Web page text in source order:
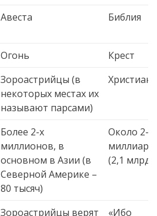
Авеста Библия
Огонь
Крест
Зороастрийцы (в
некоторых местах их
называют парсами)
Христиане
Более 2-х
миллионов, в
основном в Азии (в
Северной Америке –
80 тысяч)
Около 2-х
(2,1 млрд)
Зороастрийцы верят
«Ибо